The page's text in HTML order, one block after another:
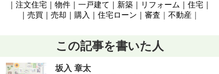
｜注文住宅｜物件｜一戸建て｜新築｜リフォーム｜住宅｜
｜売買｜売却｜購入｜住宅ローン｜審査
不動産
この記事を書いた人
坂入 章太